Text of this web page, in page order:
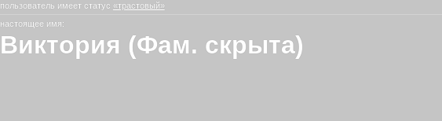
пользователь имеет статус «трастовый»
настоящее имя:
Виктория (Фам. скрыта)